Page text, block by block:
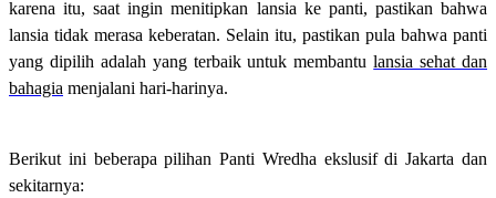
karena itu, saat ingin menitipkan lansia ke panti, pastikan bahwa
lansia tidak merasa keberatan. Selain itu, pastikan pula bahwa panti
yang dipilih adalah yang terbaik untuk membantulansia sehat dan
bahagia menjalani hari-harinya.
Berikut ini beberapa pilihan Panti Wredha ekslusif di Jakarta dan
sekitarnya: